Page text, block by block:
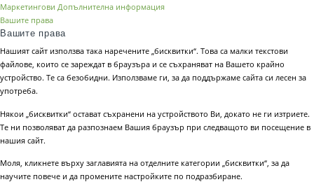
Маркетингови Допълнителна информация
Вашите права
Вашите права
Нашият сайт използва така наречените „бисквитки“. Това са малки текстови
файлове, които се зареждат в браузъра и се съхраняват на Вашето крайно
устройство. Те са безобидни. Използваме ги, за да поддържаме сайта си лесен за
употреба.
Някои „бисквитки“ остават съхранени на устройството Ви, докато не ги изтриете.
Те ни позволяват да разпознаем Вашия браузър при следващото ви посещение в
нашия сайт.
Моля, кликнете върху заглавията на отделните категории „бисквитки“, за да
научите повече и да промените настройките по подразбиране.